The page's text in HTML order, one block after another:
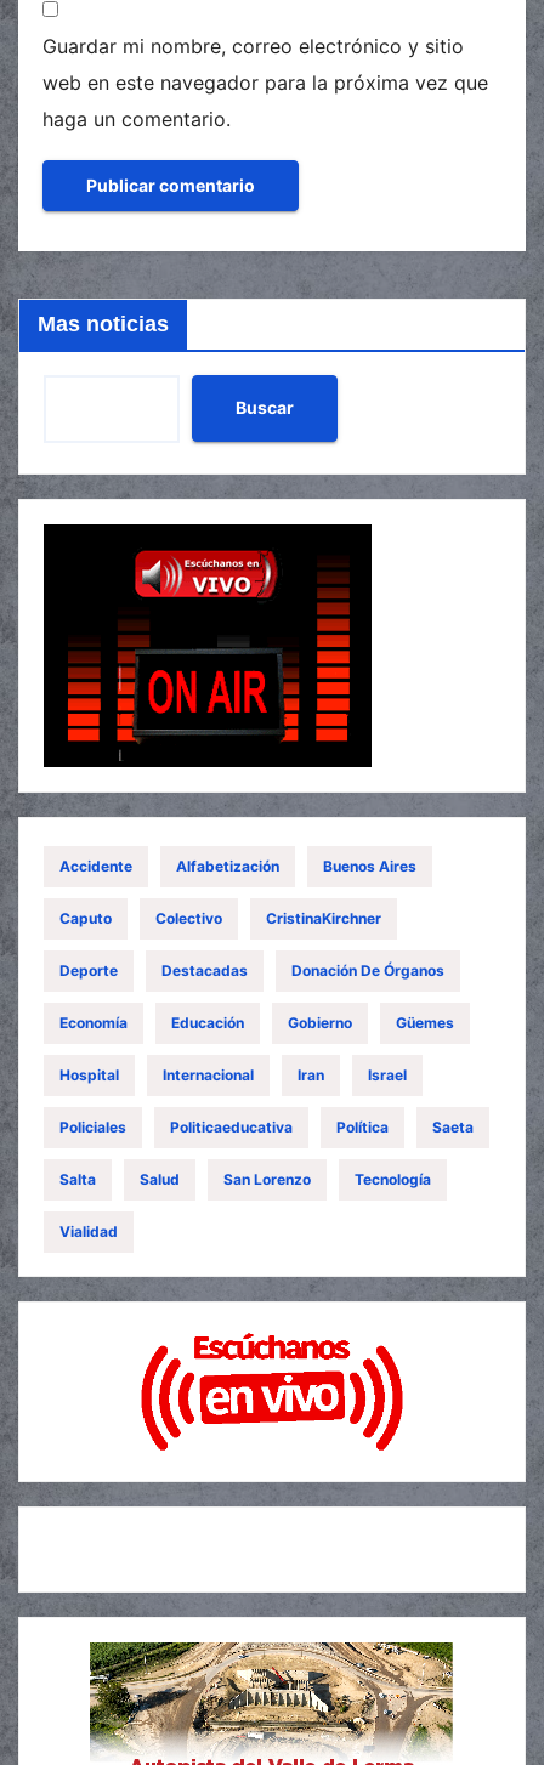
Guardar mi nombre, correo electrónico y sitio
web en este navegador para la próxima vez que
haga un comentario.
Mas noticias
Buscar
Accidente Alfabetización Buenos Aires
Caputo Colectivo CristinaKirchner
Deporte Destacadas Donación De Órganos
Economía Educación Gobierno Güemes
Hospital Internacional Iran Israel
Policiales Politicaeducativa Política Saeta
Salta Salud San Lorenzo Tecnología
Vialidad